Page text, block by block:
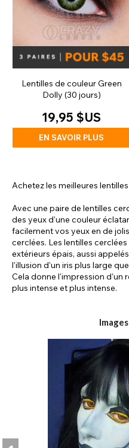
Lentilles de couleur Green
Dolly (30 jours)
19,95 $US
EN SAVOIR PLUS
Achetez les meilleures
Avec une paire de lentilles
des yeux d'une couleur
facilement vos yeux en de
cerclées. Les lentilles
extérieurs épais, aussi
l'illusion d'un iris plus large
Cela donne l'impression d'un
plus intense et plus intense.
beauté coréenne, mais s'est
la mode et auprès des
personnes expérimenter les
S'il est amusant de changer
pour différentes nuances, les
populaire en raison de leur
un modèle comme nos
Il existe une multitude de